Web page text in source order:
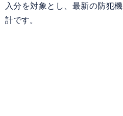
入分を対象とし、最新の防犯
計です。